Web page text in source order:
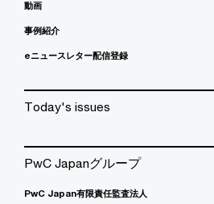
動画
事例紹介
eニュースレター配信登録
Today's issues
PwC Japanグループ
PwC Japan有限責任監査法人